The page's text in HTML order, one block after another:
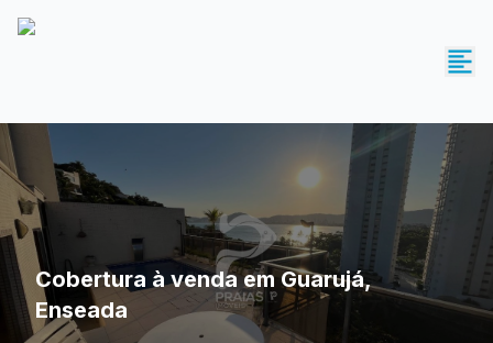
Cobertura à venda em Guarujá,
Enseada